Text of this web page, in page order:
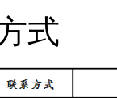
式